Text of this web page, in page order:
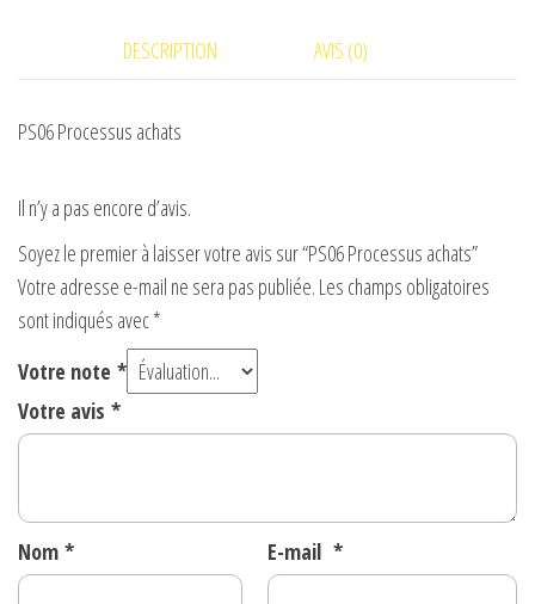
DESCRIPTION AVIS (0)
PS06 Processus achats
Il n’y a pas encore d’avis.
Soyez le premier à laisser votre avis sur “PS06 Processus achats”
Votre adresse e-mail ne sera pas publiée. Les champs obligatoires
sont indiqués avec*
Votre note *
Votre avis *
Nom * E-mail *